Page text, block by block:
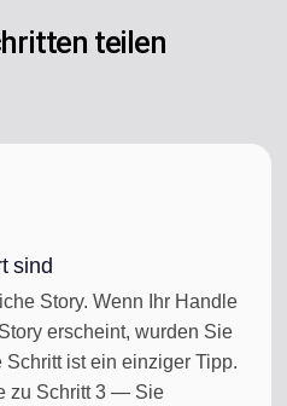
teilen
sind
Story. Wenn Ihr Handle
erscheint, wurden Sie
ist ein einziger Tipp.
zu Schritt 3 — Sie